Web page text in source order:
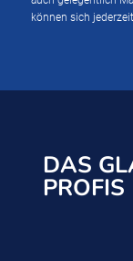
können sich
DAS
PROFIS